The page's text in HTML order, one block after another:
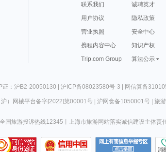
联系我们
诚聘英才
用户协议
隐私政策
营业执照
安全中心
携程内容中心
知识产权
Trip.com Group
算法公示
证：沪B2-20050130 | 沪ICP备08023580号-3 | 网信算备
沪）网械平台备字[2022]第00001号| 沪网食备1050001号| 旅
全国旅游投诉热线12345 上海市旅游网站落实诚信建设主体责